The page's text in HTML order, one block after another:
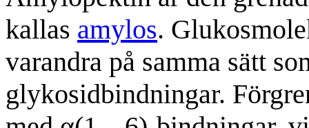
kallas amylos.
varandra på samma sätt
glykosidbindningar.